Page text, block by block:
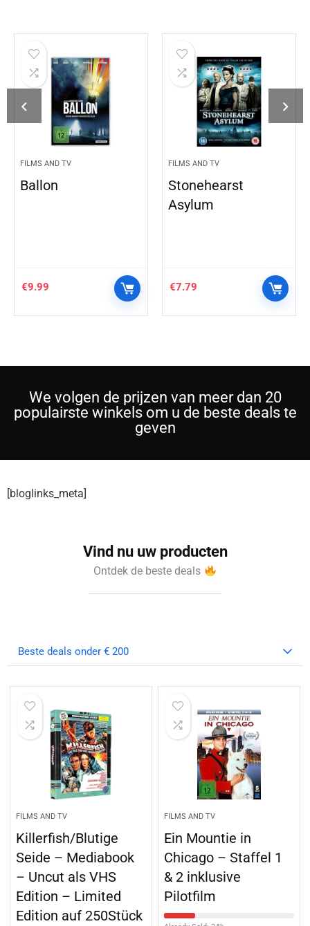
FILMS AND TV
Ballon
€9.99
FILMS AND TV
Stonehearst
Asylum
€7.79
We volgen de prijzen van meer dan 20
populairste winkels om u de beste deals te
geven
[bloglinks_meta]
Vind nu uw producten
Ontdek de beste deals
Beste deals onder € 200
FILMS AND TV
Killerfish/Blutige
Seide – Mediabook
– Uncut als VHS
Edition – Limited
Edition auf 250Stück
FILMS AND TV
Ein Mountie in
Chicago – Staffel 1
& 2 inklusive
Pilotfilm